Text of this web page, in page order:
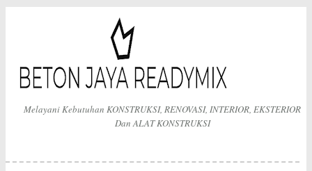
Melayani Kebutuhan KONSTRUKSI, RENOVASI, INTERIOR, EKSTERIOR
Dan ALAT KONSTRUKSI